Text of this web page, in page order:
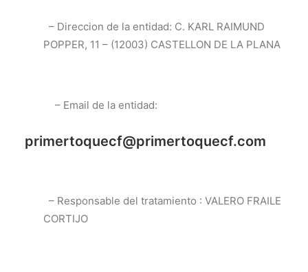
– Direccion de la entidad: C. KARL RAIMUND
POPPER, 11 – (12003) CASTELLON DE LA PLANA
– Email de la entidad:
primertoquecf@primertoquecf.com
– Responsable del tratamiento : VALERO FRAILE
CORTIJO